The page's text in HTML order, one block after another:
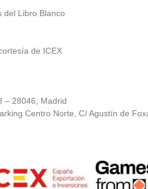
del Libro Blanco
de ICEX
– 28046, Madrid
Centro Norte, C/ Agustín de